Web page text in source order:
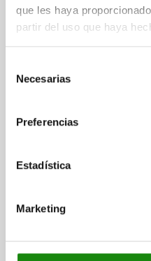
que les haya
partir del uso que haya
Necesarias
Preferencias
Estadística
Marketing
Referencia: 03072-210
$55.69
ACERO INOXIDABLE,